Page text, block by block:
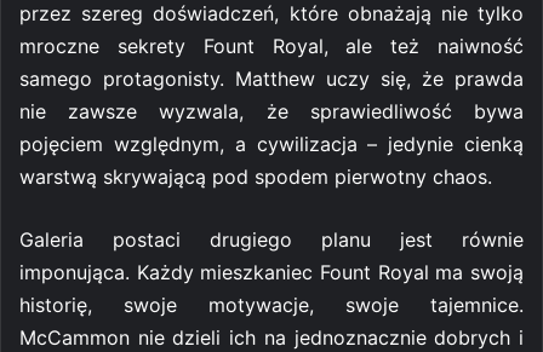
przez szereg doświadczeń, które obnażają nie tylko
mroczne sekrety Fount Royal, ale też naiwność
samego protagonisty. Matthew uczy się, że prawda
nie zawsze wyzwala, że sprawiedliwość bywa
pojęciem względnym, a cywilizacja – jedynie cienką
warstwą skrywającą pod spodem pierwotny chaos.
Galeria postaci drugiego planu jest równie
imponująca. Każdy mieszkaniec Fount Royal ma swoją
historię, swoje motywacje, swoje tajemnice.
McCammon nie dzieli ich na jednoznacznie dobrych i